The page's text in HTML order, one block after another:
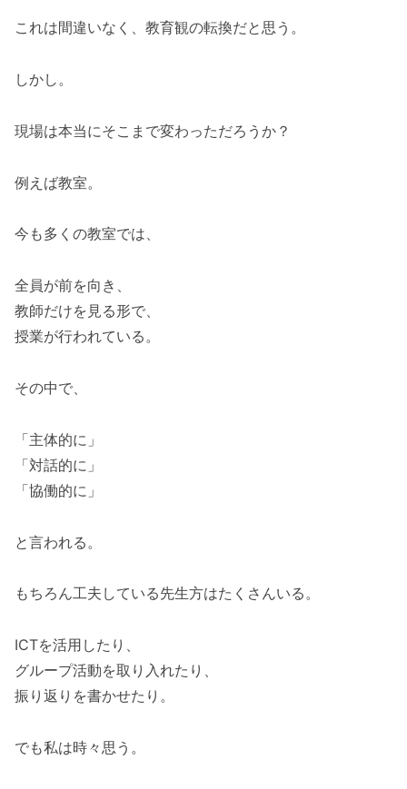
これは間違いなく、教育観の転換だと思う。
しかし。
現場は本当にそこまで変わっただろうか？
例えば教室。
今も多くの教室では、
全員が前を向き、
教師だけを見る形で、
授業が行われている。
その中で、
「主体的に」
「対話的に」
「協働的に」
と言われる。
もちろん工夫している先生方はたくさんいる。
ICTを活用したり、
グループ活動を取り入れたり、
振り返りを書かせたり。
でも私は時々思う。